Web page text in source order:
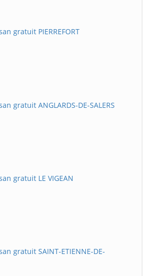
gratuit PIERREFORT
gratuit ANGLARDS-DE-SALERS
gratuit LE VIGEAN
gratuit SAINT-ETIENNE-DE-